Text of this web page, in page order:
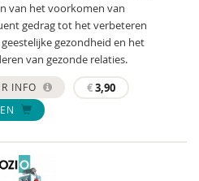
van het voorkomen van
gedrag tot het verbeteren
gezondheid en het
van gezonde relaties.
INFO €3,90